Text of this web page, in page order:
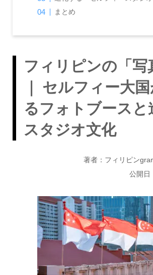
まとめ
フィリピンの「写
｜ セルフィー大
るフォトブースと
スタジオ文化
著者：フィリピン
公開日